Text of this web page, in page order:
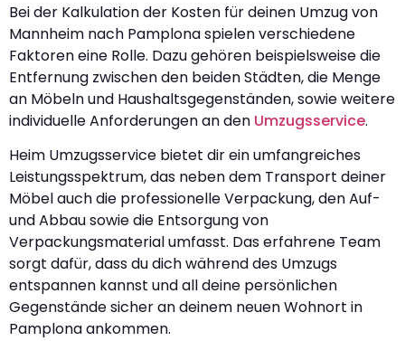
Bei der Kalkulation der Kosten für deinen Umzug von
Mannheim nach Pamplona spielen verschiedene
Faktoren eine Rolle. Dazu gehören beispielsweise die
Entfernung zwischen den beiden Städten, die Menge
an Möbeln und Haushaltsgegenständen, sowie weitere
individuelle Anforderungen an den Umzugsservice.
Heim Umzugsservice bietet dir ein umfangreiches
Leistungsspektrum, das neben dem Transport deiner
Möbel auch die professionelle Verpackung, den Auf-
und Abbau sowie die Entsorgung von
Verpackungsmaterial umfasst. Das erfahrene Team
sorgt dafür, dass du dich während des Umzugs
entspannen kannst und all deine persönlichen
Gegenstände sicher an deinem neuen Wohnort in
Pamplona ankommen.